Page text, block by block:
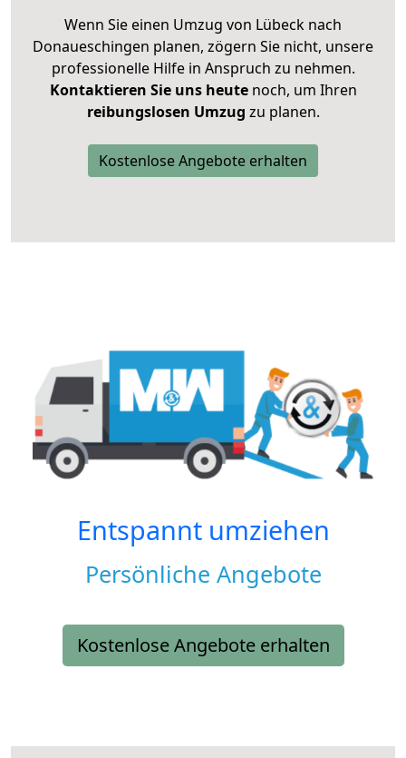
Wenn Sie einen Umzug von Lübeck nach
Donaueschingen planen, zögern Sie nicht, unsere
professionelle Hilfe in Anspruch zu nehmen.
Kontaktieren Sie uns heutenoch, um Ihren
reibungslosen Umzug zu planen.
Kostenlose Angebote erhalten
Entspannt umziehen
Persönliche Angebote
Kostenlose Angebote erhalten